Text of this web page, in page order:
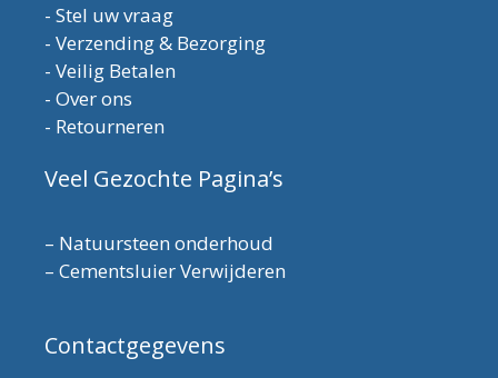
- Stel uw vraag
- Verzending & Bezorging
- Veilig Betalen
- Over ons
- Retourneren
Veel Gezochte Pagina’s
– Natuursteen onderhoud
– Cementsluier Verwijderen
Contactgegevens